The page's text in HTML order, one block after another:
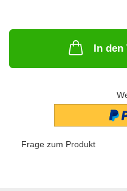
In
Frage zum Produkt